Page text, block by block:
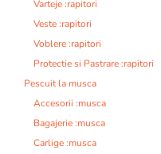
Varteje :rapitori
Veste :rapitori
Voblere :rapitori
Protectie si Pastrare :rapitori
Pescuit la musca
Accesorii :musca
Bagajerie :musca
Carlige :musca